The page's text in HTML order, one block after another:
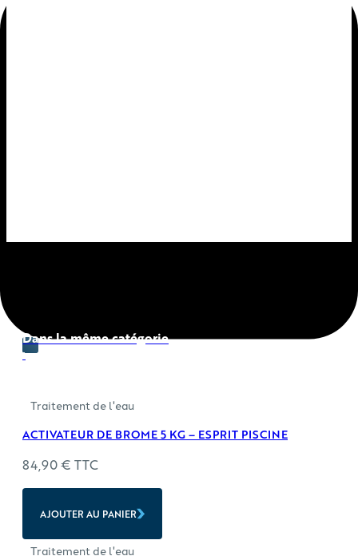
Dans la même catégorie
:
Traitement de l'eau
ACTIVATEUR DE BROME 5 KG – ESPRIT PISCINE
84,90€ TTC
AJOUTER AU PANIER
Traitement de l'eau